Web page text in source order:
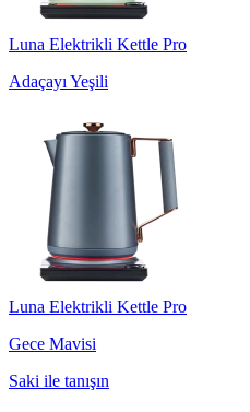
Luna Elektrikli Kettle Pro
Adaçayı Yeşili
Luna Elektrikli Kettle Pro
Gece Mavisi
Saki ile tanışın